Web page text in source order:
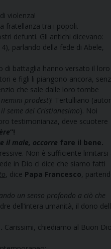
violenza!
fratellanza tra i popoli.
defunti. Gli antichi dicevano:
4), parlando della fede di Abele,
di battaglia hanno versato il loro
e figli li piangono ancora,
che sale dalle loro tombe
prodest)! Tertulliano
seme del Cristianesimo). Noi
testimonianza, deve scuotere
”!
il male, occorre fare il bene.
Non è sufficiente limitarsi
in Dio ci dice che siamo fatti
, dice Papa Francesco,
un senso profondo a ciò che
dell’intera umanità, il dono
Carissimi, chiediamo al Buon Dio